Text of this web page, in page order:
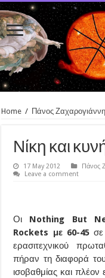
Home / Πάνος
Νίκη και
17 May 2012
Πάνος
Leave a comment
Οι Nothing But
Rockets με 60-45
ερασιτεχνικού
πήραν τη διαφορά
ισοβαθμίας και